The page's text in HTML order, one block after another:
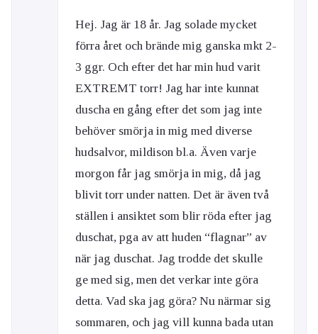
Hej. Jag är 18 år. Jag solade mycket
förra året och brände mig ganska mkt 2-
3 ggr. Och efter det har min hud varit
EXTREMT torr! Jag har inte kunnat
duscha en gång efter det som jag inte
behöver smörja in mig med diverse
hudsalvor, mildison bl.a. Även varje
morgon får jag smörja in mig, då jag
blivit torr under natten. Det är även två
ställen i ansiktet som blir röda efter jag
duschat, pga av att huden “flagnar” av
när jag duschat. Jag trodde det skulle
ge med sig, men det verkar inte göra
detta. Vad ska jag göra? Nu närmar sig
sommaren, och jag vill kunna bada utan